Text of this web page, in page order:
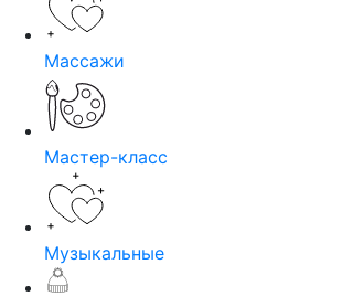
Массажи
Мастер-класс
Музыкальные